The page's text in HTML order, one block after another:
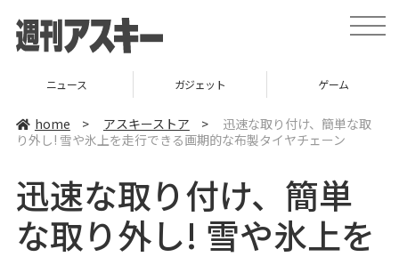
t
o
v
ニュース ガジェット ゲーム
home > アスキーストア >
迅速な取り付け、簡単な取
り外し! 雪や氷上を走行できる画期的な布製タイヤチェーン
迅速な取り付け、簡単
な取り外し! 雪や氷上を